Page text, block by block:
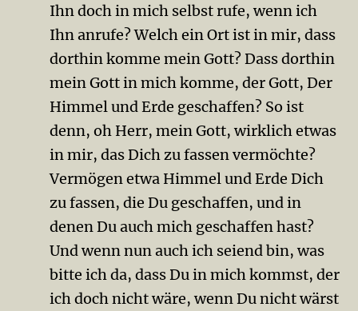
Ihn doch in mich selbst rufe, wenn ich
Ihn anrufe? Welch ein Ort ist in mir, dass
dorthin komme mein Gott? Dass dorthin
mein Gott in mich komme, der Gott, Der
Himmel und Erde geschaffen? So ist
denn, oh Herr, mein Gott, wirklich etwas
in mir, das Dich zu fassen vermöchte?
Vermögen etwa Himmel und Erde Dich
zu fassen, die Du geschaffen, und in
denen Du auch mich geschaffen hast?
Und wenn nun auch ich seiend bin, was
bitte ich da, dass Du in mich kommst, der
ich doch nicht wäre, wenn Du nicht wärst